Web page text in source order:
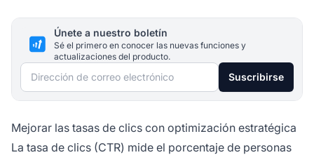
Únete a nuestro boletín
Sé el primero en conocer las nuevas funciones y
actualizaciones del producto.
Dirección de correo electrónico Suscribirse
Mejorar las tasas de clics con optimización estratégica
La tasa de clics (CTR) mide el porcentaje de personas